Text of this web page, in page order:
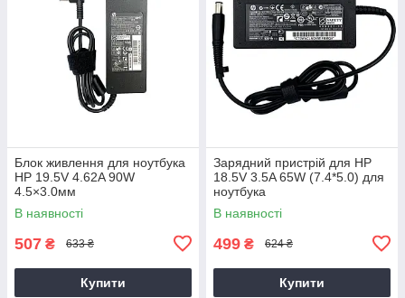
Блок живлення для ноутбука
HP 19.5V 4.62A 90W
4.5×3.0мм
В наявності
507 ₴ 633 ₴
Купити
Зарядний пристрій для HP
18.5V 3.5A 65W (7.4*5.0) для
ноутбука
В наявності
499 ₴ 624 ₴
Купити